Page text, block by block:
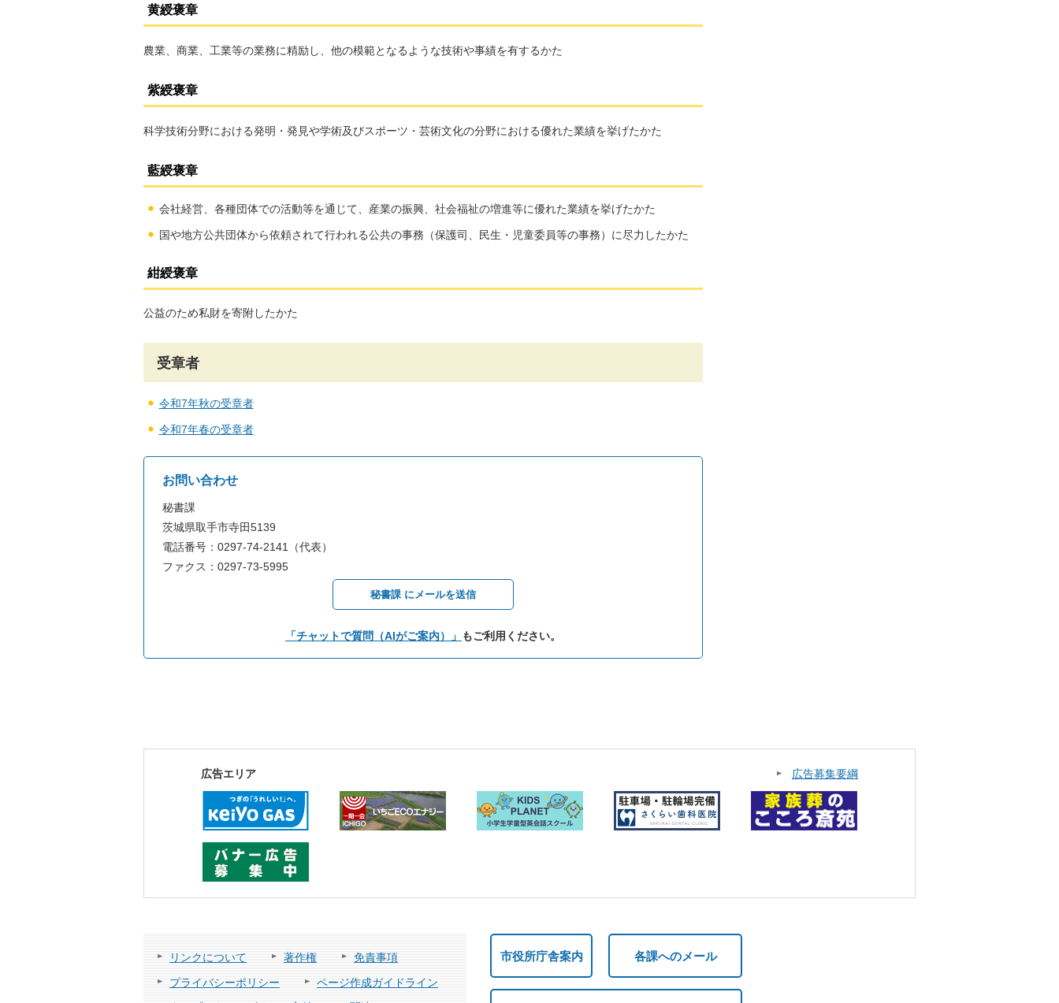
黄綬褒章
農業、商業、工業等の業務に精励し、他の模範となるような技術や事績を有するかた
紫綬褒章
科学技術分野における発明・発見や学術及びスポーツ・芸術文化の分野における優れた業績を挙げたかた
藍綬褒章
会社経営、各種団体での活動等を通じて、産業の振興、社会福祉の増進等に優れた業績を挙げたかた
国や地方公共団体から依頼されて行われる公共の事務（保護司、民生・児童委員等の事務）に尽力したかた
紺綬褒章
公益のため私財を寄附したかた
受章者
令和7年秋の受章者
令和7年春の受章者
お問い合わせ
秘書課
茨城県取手市寺田5139
電話番号：0297-74-2141（代表）
ファクス：0297-73-5995
秘書課 にメールを送信
「チャットで質問（AIがご案内）」 もご利用ください。
広告エリア 広告募集要綱
リンクについて 著作権
免責事項
プライバシーポリシー
ページ作成ガイドライン
市役所庁舎案内 各課へのメール